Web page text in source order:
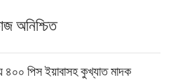
অনিশ্চিত
৪০০ পিস ইয়াবাসহ কুখ্যাত মাদক